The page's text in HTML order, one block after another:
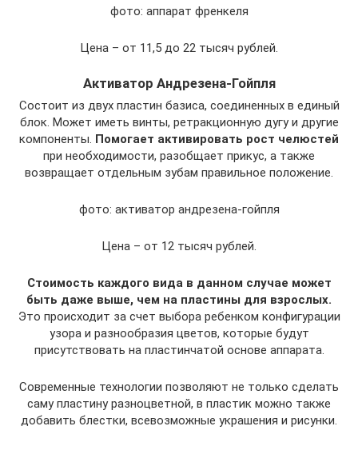
фото: аппарат френкеля
Цена – от 11,5 до 22 тысяч рублей.
Активатор Андрезена-Гойпля
Состоит из двух пластин базиса, соединенных в единый
блок. Может иметь винты, ретракционную дугу и другие
компоненты. Помогает активировать рост челюстей
при необходимости, разобщает прикус, а также
возвращает отдельным зубам правильное положение.
фото: активатор андрезена-гойпля
Цена – от 12 тысяч рублей.
Стоимость каждого вида в данном случае может
быть даже выше, чем на пластины для взрослых.
Это происходит за счет выбора ребенком конфигурации
узора и разнообразия цветов, которые будут
присутствовать на пластинчатой основе аппарата.
Современные технологии позволяют не только сделать
саму пластину разноцветной, в пластик можно также
добавить блестки, всевозможные украшения и рисунки.